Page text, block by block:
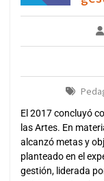
El 2017 concluyó
las Artes. En
alcanzó metas y
planteado en el
gestión, liderada